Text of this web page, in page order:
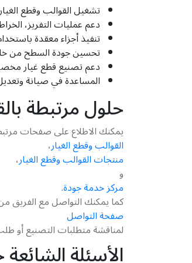
تشغيل القوالب وقطع
دعم عمليات التفريز،
تنفيذ أجزاء معقدة
تحسين جودة السطح من
دعم تصنيع قطع غيار
المساعدة في صيانة
حلول مرتبطة
يمكنك الاطلاع على صفحات
القوالب وقطع الغيار،
منتجات القوالب وقطع الغيار،
و
مركز خدمة جودة.
كما يمكنك التواصل مع الفريق
صفحة التواصل
لمناقشة متطلبات التصنيع